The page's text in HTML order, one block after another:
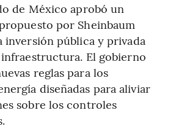
de México aprobó un
por Sheinbaum
inversión pública y privada
El gobierno
reglas para los
diseñadas para aliviar
sobre los controles